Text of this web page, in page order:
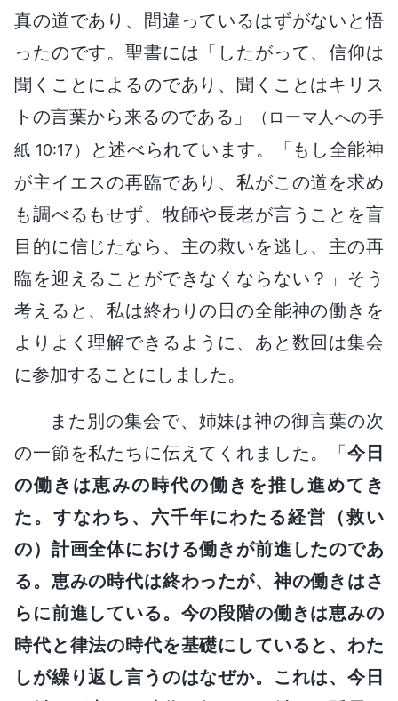
真の道であり、間違っているはずがないと悟
ったのです。聖書には「したがって、信仰は
聞くことによるのであり、聞くことはキリス
トの言葉から来るのである」
（ローマ人への手
紙 10:17）
と述べられています。「もし全能神
が主イエスの再臨であり、私がこの道を求め
も調べるもせず、牧師や長老が言うことを盲
目的に信じたなら、主の救いを逃し、主の再
臨を迎えることができなくならない？」そう
考えると、私は終わりの日の全能神の働きを
よりよく理解できるように、あと数回は集会
に参加することにしました。
また別の集会で、姉妹は神の御言葉の次
の一節を私たちに伝えてくれました。「今日
の働きは恵みの時代の働きを推し進めてき
た。すなわち、六千年にわたる経営（救い
の）計画全体における働きが前進したのであ
る。恵みの時代は終わったが、神の働きはさ
らに前進している。今の段階の働きは恵みの
時代と律法の時代を基礎にしていると、わた
しが繰り返し言うのはなぜか。これは、今日